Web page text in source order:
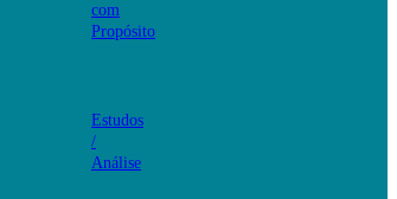
com
Propósito
Estudos
/
Análise